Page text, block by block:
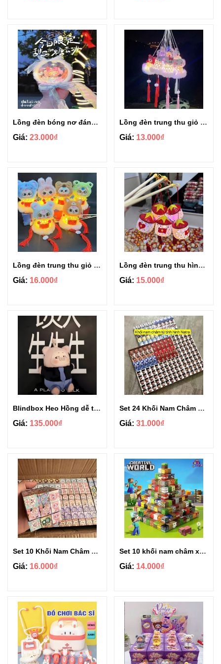
Lồng đèn bóng nơ đáng yêu có đèn hot trend
Giá: 23.000₫
Lồng đèn trung thu giỏ hoạt hình đáng yêu cho bé
Giá: 13.000₫
Lồng đèn trung thu giỏ thú bông Baby Three
Giá: 16.000₫
Lồng đèn trung thu hình nón lá cờ Tổ Quốc phát sáng
Giá: 15.000₫
Blindbox Heo Hồng dễ thương
Giá: 135.000₫
Set 24 Khối Nam Châm NaTra
Giá: 31.000₫
Set 10 Khối Nam Châm Baby Three
Giá: 16.000₫
Set 10 khối nam châm xây dựng từ tính JMA000
Giá: 14.000₫